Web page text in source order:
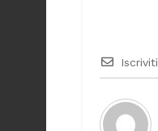
Iscriviti